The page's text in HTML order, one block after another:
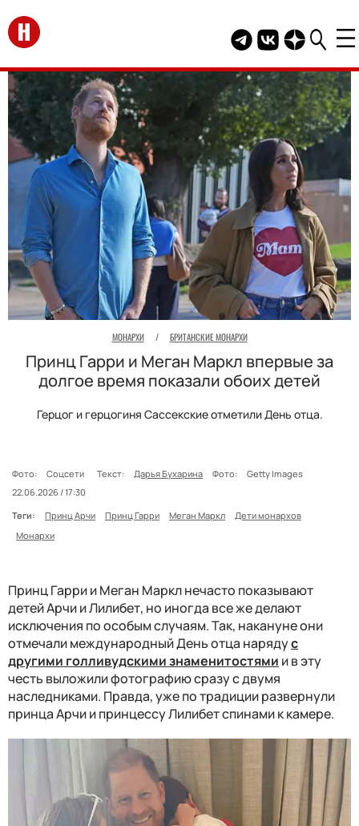
Перейти на главную
Telegram канал
Группа HELLO
Канал
МОНАРХИ / БРИТАНСКИЕ МОНАРХИ
Принц Гарри и Меган Маркл впервые за
долгое время показали обоих детей
Герцог и герцогиня Сассекские отметили День отца.
Фото: Соцсети Текст: Дарья Бухарина Фото:
Getty Images
22.06.2026 / 17:30
Теги:
Принц Арчи Принц Гарри Меган Маркл
Дети монархов
Монархи
Принц Гарри и Меган Маркл нечасто показывают
детей Арчи и Лилибет, но иногда все же делают
исключения по особым случаям. Так, накануне они
отмечали международный День отца нарядус
другими голливудскими знаменитостями и в эту
честь выложили фотографию сразу с двумя
наследниками. Правда, уже по традиции развернули
принца Арчи и принцессу Лилибет спинами к камере.